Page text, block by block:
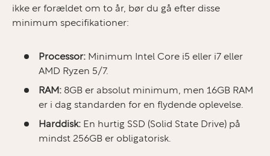
ikke er forældet om to år, bør du gå efter disse
minimum specifikationer:
Processor: Minimum Intel Core i5 eller i7 eller
AMD Ryzen 5/7.
RAM: 8GB er absolut minimum, men 16GB RAM
er i dag standarden for en flydende oplevelse.
Harddisk: En hurtig SSD (Solid State Drive) på
mindst 256GB er obligatorisk.